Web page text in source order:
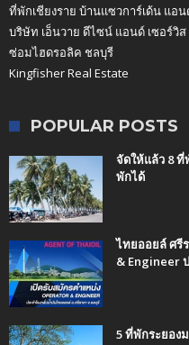
ที่พักเชียงราย บ้านแซวการ์เด้น แอ
บริษัท เอ็นวาย ดีไซน์ แอนด์ เซอร์วิ
ซ่อมไฮดรอลิค ชลบุรี
Kingfisher Real Estate
POPULAR POSTS
จัดให้แล้ว 8 ที่
พักได้
ไทยออยล์ ศรี
& Engineer
5 ที่พักระยอง